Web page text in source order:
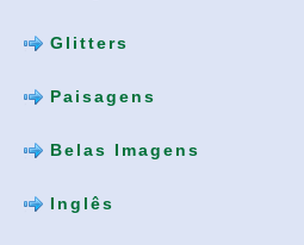
Glitters
Paisagens
Belas Imagens
Inglês